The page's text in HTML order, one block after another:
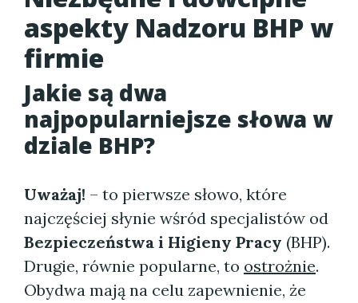
aspekty Nadzoru BHP w
firmie
Jakie są dwa
najpopularniejsze słowa w
dziale BHP?
Uważaj! – to pierwsze słowo, które
najczęściej słynie wśród specjalistów od
Bezpieczeństwa i Higieny Pracy (BHP).
Drugie, równie popularne, to ostrożnie.
Obydwa mają na celu zapewnienie, że